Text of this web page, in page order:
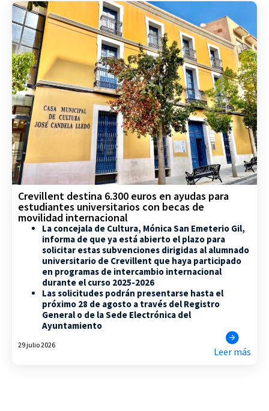
Crevillent destina 6.300 euros en ayudas para
estudiantes universitarios con becas de
movilidad internacional
La concejala de Cultura, Mónica San Emeterio Gil,
informa de que ya está abierto el plazo para
solicitar estas subvenciones dirigidas al alumnado
universitario de Crevillent que haya participado
en programas de intercambio internacional
durante el curso 2025-2026
Las solicitudes podrán presentarse hasta el
próximo 28 de agosto a través del Registro
General o de la Sede Electrónica del
Ayuntamiento
29 julio 2026
Leer más